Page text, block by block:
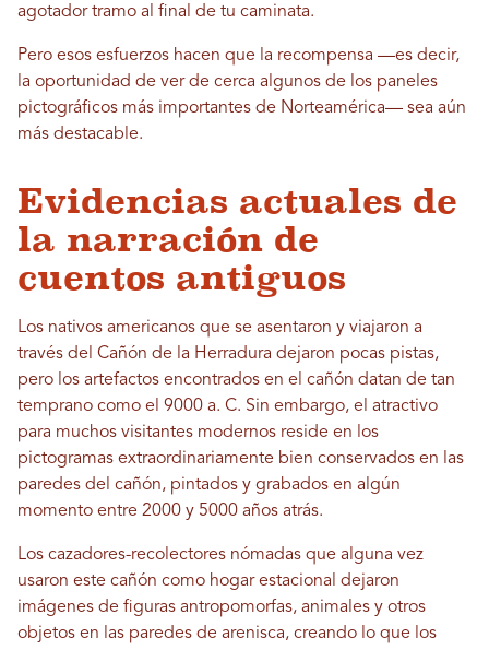
agotador tramo al final de tu caminata.
Pero esos esfuerzos hacen que la recompensa —es decir,
la oportunidad de ver de cerca algunos de los paneles
pictográficos más importantes de Norteamérica— sea aún
más destacable.
Evidencias actuales de
la narración de
cuentos antiguos
Los nativos americanos que se asentaron y viajaron a
través del Cañón de la Herradura dejaron pocas pistas,
pero los artefactos encontrados en el cañón datan de tan
temprano como el 9000 a. C. Sin embargo, el atractivo
para muchos visitantes modernos reside en los
pictogramas extraordinariamente bien conservados en las
paredes del cañón, pintados y grabados en algún
momento entre 2000 y 5000 años atrás.
Los cazadores-recolectores nómadas que alguna vez
usaron este cañón como hogar estacional dejaron
imágenes de figuras antropomorfas, animales y otros
objetos en las paredes de arenisca, creando lo que los